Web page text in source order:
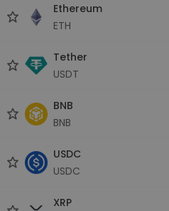
Ethereum
ETH
Tether
USDT
BNB
BNB
USDC
USDC
XRP